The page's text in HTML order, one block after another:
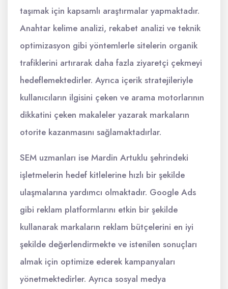
taşımak için kapsamlı araştırmalar yapmaktadır.
Anahtar kelime analizi, rekabet analizi ve teknik
optimizasyon gibi yöntemlerle sitelerin organik
trafiklerini artırarak daha fazla ziyaretçi çekmeyi
hedeflemektedirler. Ayrıca içerik stratejileriyle
kullanıcıların ilgisini çeken ve arama motorlarının
dikkatini çeken makaleler yazarak markaların
otorite kazanmasını sağlamaktadırlar.
SEM uzmanları ise Mardin Artuklu şehrindeki
işletmelerin hedef kitlelerine hızlı bir şekilde
ulaşmalarına yardımcı olmaktadır. Google Ads
gibi reklam platformlarını etkin bir şekilde
kullanarak markaların reklam bütçelerini en iyi
şekilde değerlendirmekte ve istenilen sonuçları
almak için optimize ederek kampanyaları
yönetmektedirler. Ayrıca sosyal medya